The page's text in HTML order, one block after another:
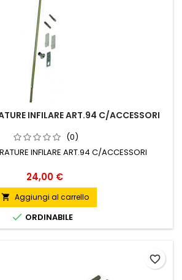
INFILARE ART.94 C/ACCESSORI
(0)
INFILARE ART.94 C/ACCESSORI
Prezzo
24,00 €
 Aggiungi al carrello
 ORDINABILE
favorite_border